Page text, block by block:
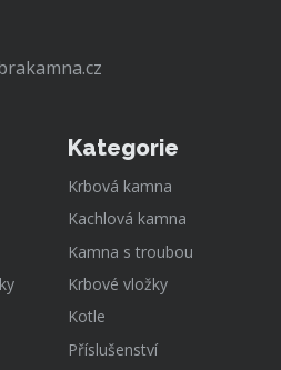
Kategorie
Krbová kamna
Kachlová kamna
Kamna s troubou
Krbové vložky
Kotle
Příslušenství